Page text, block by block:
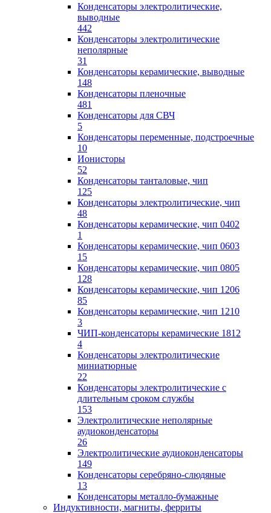
Конденсаторы электролитические,
выводные
442
Конденсаторы электролитические
неполярные
31
Конденсаторы керамические, выводные
148
Конденсаторы пленочные
481
Конденсаторы для СВЧ
5
Конденсаторы переменные, подстроечные
10
Ионисторы
52
Конденсаторы танталовые, чип
125
Конденсаторы электролитические, чип
48
Конденсаторы керамические, чип 0402
1
Конденсаторы керамические, чип 0603
15
Конденсаторы керамические, чип 0805
128
Конденсаторы керамические, чип 1206
85
Конденсаторы керамические, чип 1210
3
ЧИП-конденсаторы керамические 1812
4
Конденсаторы электролитические
миниатюрные
22
Конденсаторы электролитические с
длительным сроком службы
153
Электролитические неполярные
аудиоконденсаторы
26
Электролитические аудиоконденсаторы
149
Конденсаторы серебряно-слюдяные
13
Конденсаторы металло-бумажные
Индуктивности, магниты, ферриты